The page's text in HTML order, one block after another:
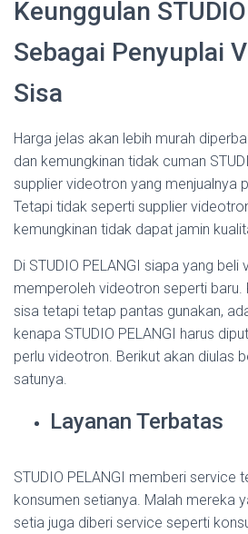
Keunggulan
Sebagai Penyuplai
Sisa
Harga jelas akan lebih murah
dan kemungkinan tidak cuman
supplier videotron yang menjualnya
Tetapi tidak seperti supplier
kemungkinan tidak dapat jamin
Di STUDIO PELANGI siapa yang
memperoleh videotron seperti baru.
sisa tetapi tetap pantas gunakan,
kenapa STUDIO PELANGI harus
perlu videotron. Berikut akan diulas
satunya.
Layanan Terbatas
STUDIO PELANGI memberi service
konsumen setianya. Malah mereka
setia juga diberi service seperti